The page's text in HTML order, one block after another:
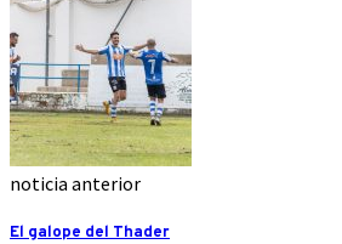
noticia anterior
El galope del Thader